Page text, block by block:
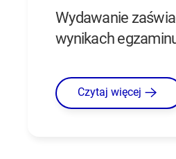
Wydawanie
wynikach
Czytaj więcej